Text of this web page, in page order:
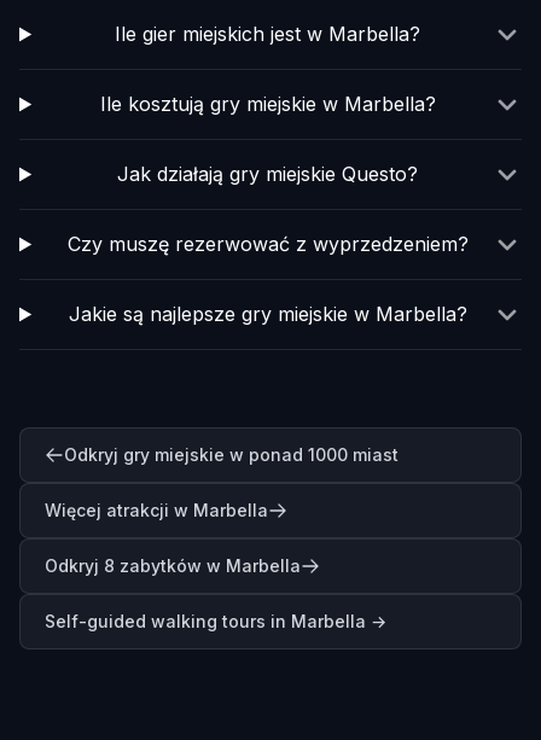
Ile gier miejskich jest w Marbella?
Ile kosztują gry miejskie w Marbella?
Jak działają gry miejskie Questo?
Czy muszę rezerwować z wyprzedzeniem?
Jakie są najlepsze gry miejskie w Marbella?
Odkryj gry miejskie w ponad 1000 miast
Więcej atrakcji w Marbella
Odkryj 8 zabytków w Marbella
Self-guided walking tours in Marbella →